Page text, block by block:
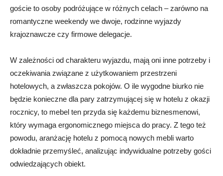
goście to osoby podróżujące w różnych celach – zarówno na
romantyczne weekendy we dwoje, rodzinne wyjazdy
krajoznawcze czy firmowe delegacje.
W zależności od charakteru wyjazdu, mają oni inne potrzeby i
oczekiwania związane z użytkowaniem przestrzeni
hotelowych, a zwłaszcza pokojów. O ile wygodne biurko nie
będzie konieczne dla pary zatrzymującej się w hotelu z okazji
rocznicy, to mebel ten przyda się każdemu biznesmenowi,
który wymaga ergonomicznego miejsca do pracy. Z tego też
powodu, aranżację hotelu z pomocą nowych mebli warto
dokładnie przemyśleć, analizując indywidualne potrzeby gości
odwiedzających obiekt.